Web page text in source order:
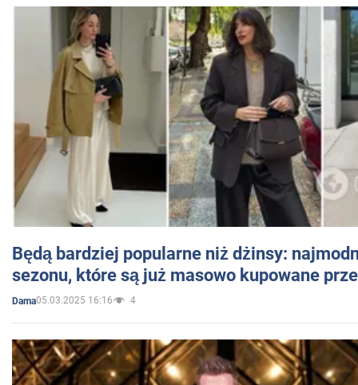
Będą bardziej popularne niż dżinsy:
sezonu, które są już masowo kupowane
Dama05.03.2025 16:16 4